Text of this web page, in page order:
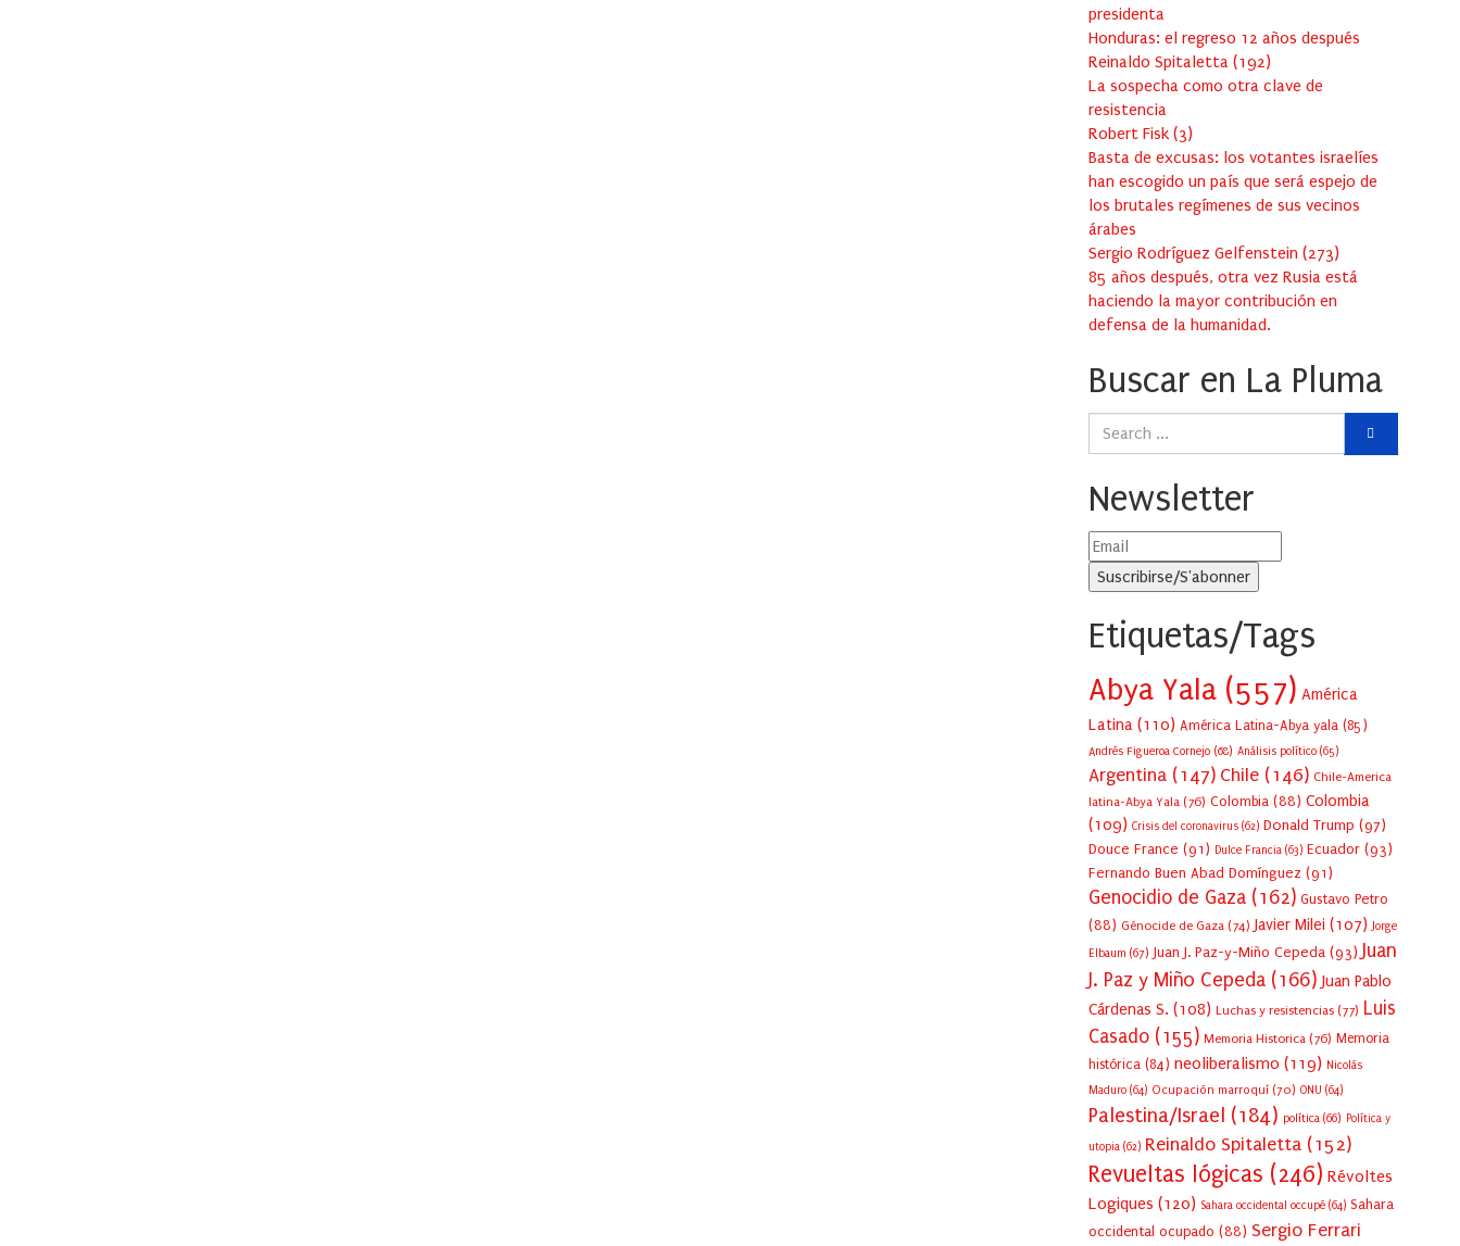
presidenta
Honduras: el regreso 12 años después
Reinaldo Spitaletta (192)
La sospecha como otra clave de
resistencia
Robert Fisk (3)
Basta de excusas: los votantes israelíes
han escogido un país que será espejo de
los brutales regímenes de sus vecinos
árabes
Sergio Rodríguez Gelfenstein (273)
85 años después, otra vez Rusia está
haciendo la mayor contribución en
defensa de la humanidad.
Buscar en La Pluma
Newsletter
Etiquetas/Tags
Abya Yala (557) América
Latina (110) América Latina-Abya yala (85)
Andrés Figueroa Cornejo (68) Análisis político (65)
Argentina (147) Chile (146) Chile-America
latina-Abya Yala (76) Colombia (88) Colombia
(109) Crisis del coronavirus (62) Donald Trump (97)
Douce France (91) Dulce Francia (63) Ecuador (93)
Fernando Buen Abad Domínguez (91)
Genocidio de Gaza (162) Gustavo Petro
(88) Génocide de Gaza (74) Javier Milei (107) Jorge
Elbaum (67) Juan J. Paz-y-Miño Cepeda (93) Juan
J. Paz y Miño Cepeda (166) Juan Pablo
Cárdenas S. (108) Luchas y resistencias (77) Luis
Casado (155) Memoria Historica (76) Memoria
histórica (84) neoliberalismo (119) Nicolás
Maduro (64) Ocupación marroquí (70) ONU (64)
Palestina/Israel (184) política (66) Política y
utopia (62) Reinaldo Spitaletta (152)
Revueltas lógicas (246) Révoltes
Logiques (120) Sahara occidental occupé (64) Sahara
occidental ocupado (88) Sergio Ferrari